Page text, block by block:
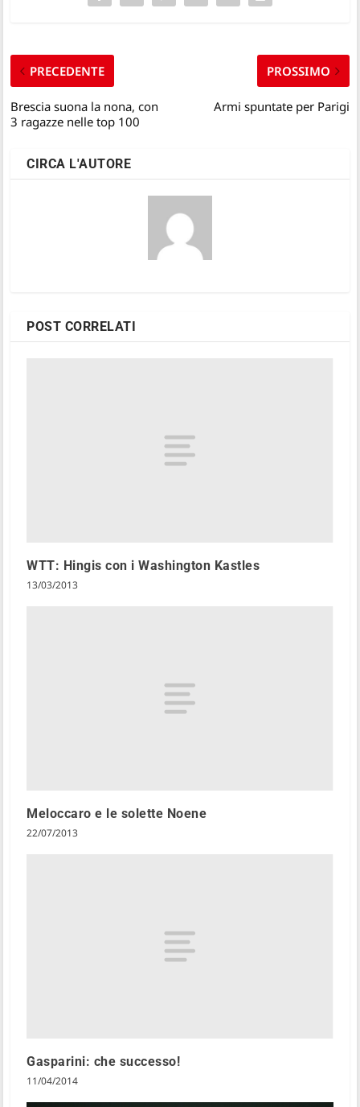
PRECEDENTE
Brescia suona la nona, con
3 ragazze nelle top 100
PROSSIMO
Armi spuntate per Parigi
CIRCA L'AUTORE
POST CORRELATI
WTT: Hingis con i Washington Kastles
13/03/2013
Meloccaro e le solette Noene
22/07/2013
Gasparini: che successo!
11/04/2014